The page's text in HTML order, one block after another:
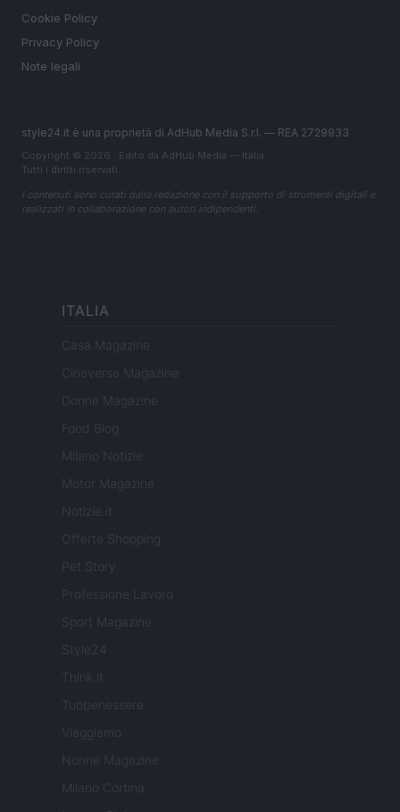
Cookie Policy
Privacy Policy
Note legali
style24.it è una proprietà di AdHub Media S.r.l. — REA 2729933
Copyright © 2026 · Edito da AdHub Media — Italia
Tutti i diritti riservati
I contenuti sono curati dalla redazione con il supporto di strumenti digitali e
realizzati in collaborazione con autori indipendenti.
ITALIA
Casa Magazine
Cineverse Magazine
Donne Magazine
Food Blog
Milano Notizie
Motor Magazine
Notizie.it
Offerte Shopping
Pet Story
Professione Lavoro
Sport Magazine
Style24
Think.it
Tuobenessere
Viaggiamo
Nonne Magazine
Milano Cortina